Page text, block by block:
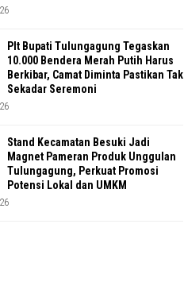
Plt Bupati Tulungagung Tegaskan
10.000 Bendera Merah Putih Harus
Berkibar, Camat Diminta Pastikan Tak
Sekadar Seremoni
Stand Kecamatan Besuki Jadi
Magnet Pameran Produk Unggulan
Tulungagung, Perkuat Promosi
Potensi Lokal dan UMKM